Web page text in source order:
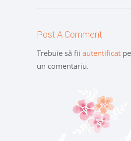
Post A Comment
Trebuie să fii autentificat
un comentariu.